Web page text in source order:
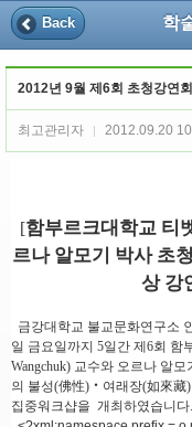
Back 학
2012년 9월 제6회 초청강연
최고관리자 2012.09.20
[함부르크대학교 티
르나 알모기 박사 초
상 강
금강대학교 불교문화연구소
일 금요일까지 5일간 제6회 함
Wangchuk) 교수와 오르나 알
의 불성(佛性)‧여래장(如來藏
집중워크샵을 개최하였습니다.